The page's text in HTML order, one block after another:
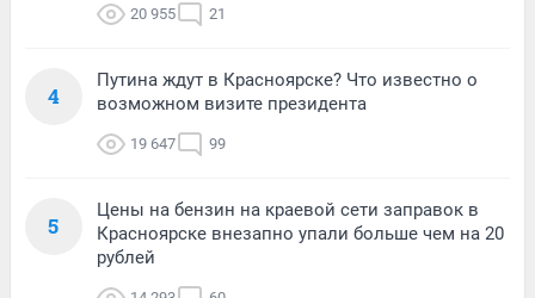
20 955 21
4
Путина ждут в Красноярске? Что известно о
возможном визите президента
19 647 99
5
Цены на бензин на краевой сети заправок в
Красноярске внезапно упали больше чем на 20
рублей